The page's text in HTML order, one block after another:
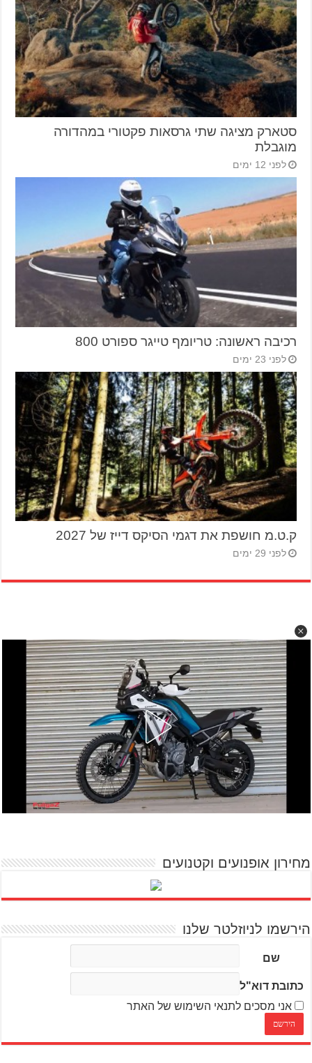
סטארק מציגה שתי גרסאות פקטורי במהדורה
מוגבלת
לפני 12 ימים
רכיבה ראשונה: טריומף טייגר ספורט 800
לפני 23 ימים
ק.ט.מ חושפת את דגמי הסיקס דייז של 2027
לפני 29 ימים
מחירון אופנועים וקטנועים
הירשמו לניוזלטר שלנו
שם
כתובת דוא"ל
אני מסכים לתנאי השימוש של האתר